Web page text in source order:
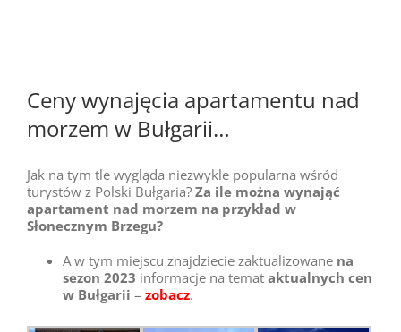
Ceny wynajęcia apartamentu nad
morzem w Bułgarii…
Jak na tym tle wygląda niezwykle popularna wśród
turystów z Polski Bułgaria? Za ile można wynająć
apartament nad morzem na przykład w
Słonecznym Brzegu?
A w tym miejscu znajdziecie zaktualizowane na
sezon 2023 informacje na temat aktualnych cen
w Bułgarii – zobacz.